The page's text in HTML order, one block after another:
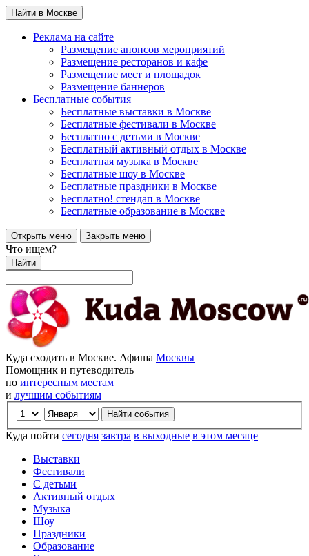
Найти в Москве
Реклама на сайте
Размещение анонсов мероприятий
Размещение ресторанов и кафе
Размещение мест и площадок
Размещение баннеров
Бесплатные события
Бесплатные выставки в Москве
Бесплатные фестивали в Москве
Бесплатно с детьми в Москве
Бесплатный активный отдых в Москве
Бесплатная музыка в Москве
Бесплатные шоу в Москве
Бесплатные праздники в Москве
Бесплатно! стендап в Москве
Бесплатные образование в Москве
Открыть меню Закрыть меню
Что ищем?
Найти
Куда сходить в Москве. Афиша Москвы
Помощник и путеводитель
по интересным местам
и лучшим событиям
Куда пойти сегодня завтра в выходные в этом месяце
Выставки
Фестивали
С детьми
Активный отдых
Музыка
Шоу
Праздники
Образование